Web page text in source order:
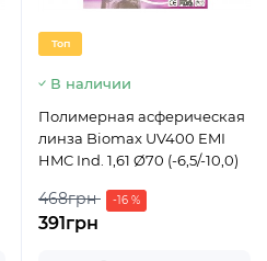
Топ
В наличии
Полимерная асферическая
линза Biomax UV400 EMI
HMC Ind. 1,61 Ø70 (-6,5/-10,0)
468грн -16 %
391грн